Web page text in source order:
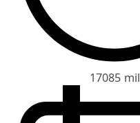
17085 mil